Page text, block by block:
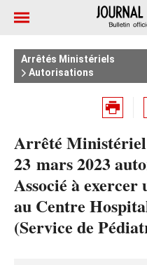
Arrêtés Ministériels
Autorisations
Arrêté Ministériel
23 mars 2023
Associé à
au Centre
(Service de